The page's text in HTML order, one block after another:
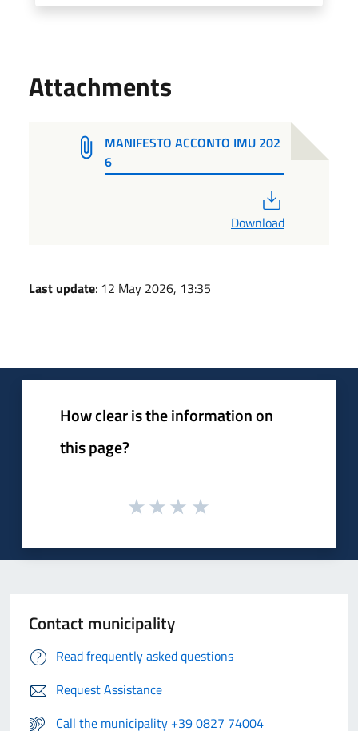
Attachments
MANIFESTO ACCONTO IMU 202
6
Download
Last update: 12 May 2026, 13:35
How clear is the information on
this page?
Contact municipality
Read frequently asked questions
Request Assistance
Call the municipality +39 0827 74004